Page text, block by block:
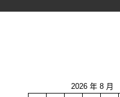
2026 年 8 月